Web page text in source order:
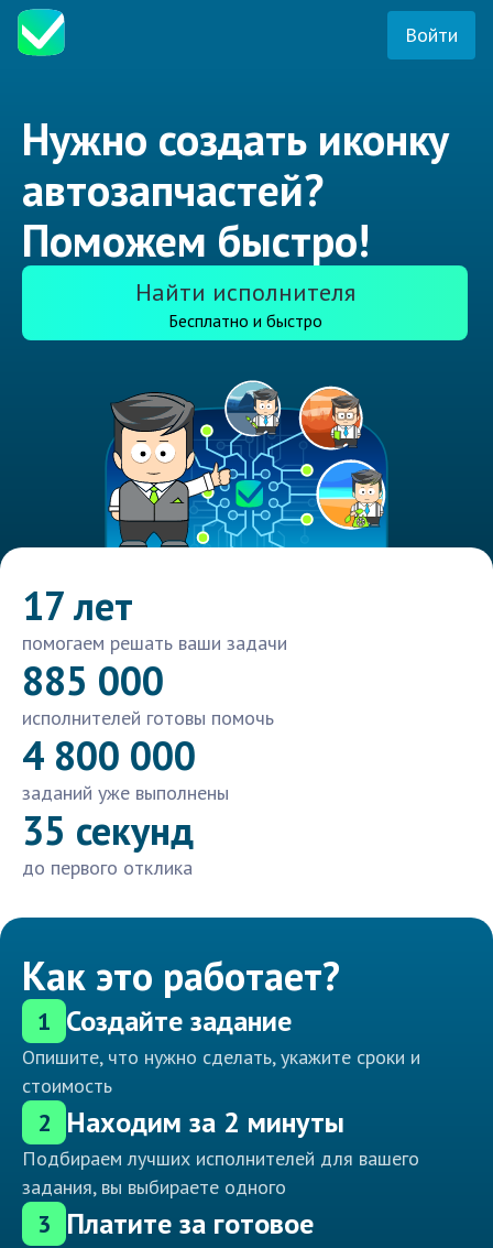
Войти
Нужно создать иконку
автозапчастей?
Поможем быстро!
Найти исполнителя
Бесплатно и быстро
17 лет
помогаем решать ваши задачи
885 000
исполнителей готовы помочь
4 800 000
заданий уже выполнены
35 секунд
до первого отклика
Как это работает?
1 Создайте задание
Опишите, что нужно сделать, укажите сроки и
стоимость
2 Находим за 2 минуты
Подбираем лучших исполнителей для вашего
задания, вы выбираете одного
3 Платите за готовое